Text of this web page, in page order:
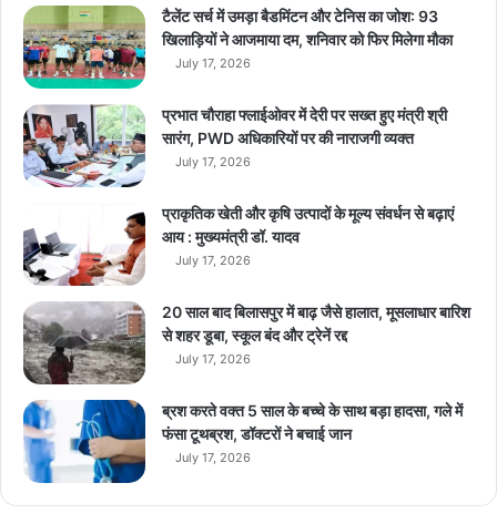
g
B
o
n
y
s
गी
शु
रू
टैलेंट सर्च में उमड़ा बैडमिंटन और टेनिस का जोश: 93
खिलाड़ियों ने आजमाया दम, शनिवार को फिर मिलेगा मौका
July 17, 2026
प्रभात चौराहा फ्लाईओवर में देरी पर सख्त हुए मंत्री श्री
सारंग, PWD अधिकारियों पर की नाराजगी व्यक्त
July 17, 2026
प्राकृतिक खेती और कृषि उत्पादों के मूल्य संवर्धन से बढ़ाएं
आय : मुख्यमंत्री डॉ. यादव
July 17, 2026
20 साल बाद बिलासपुर में बाढ़ जैसे हालात, मूसलाधार बारिश
से शहर डूबा, स्कूल बंद और ट्रेनें रद्द
July 17, 2026
ब्रश करते वक्त 5 साल के बच्चे के साथ बड़ा हादसा, गले में
फंसा टूथब्रश, डॉक्टरों ने बचाई जान
July 17, 2026